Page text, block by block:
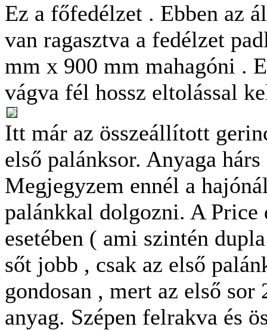
Ez a főfedélzet . Ebben az
van ragasztva a fedélzet
mm x 900 mm mahagóni .
vágva fél hossz eltolással
Itt már az összeállított
első palánksor. Anyaga
Megjegyzem ennél a
palánkkal dolgozni. A Price
esetében ( ami szintén
sőt jobb , csak az első
gondosan , mert az első
anyag. Szépen felrakva és